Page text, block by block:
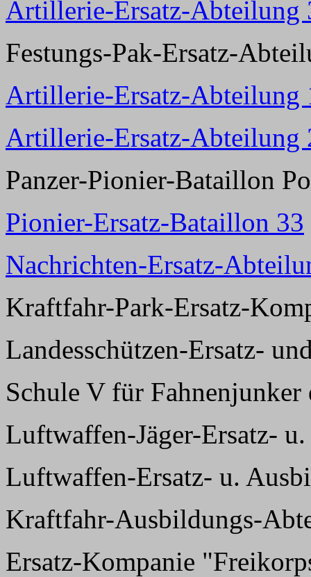
Artillerie-Ersatz-Abteilung
Festungs-Pak-Ersatz-
Artillerie-Ersatz-Abteilung
Artillerie-Ersatz-Abteilung
Panzer-Pionier-Bataillon
Pionier-Ersatz-Bataillon 33
Nachrichten-Ersatz-
Kraftfahr-Park-Ersatz-
Landesschützen-Ersatz-
Schule V für Fahnenjunker
Luftwaffen-Jäger-Ersatz-
Luftwaffen-Ersatz- u.
Kraftfahr-Ausbildungs-
Ersatz-Kompanie